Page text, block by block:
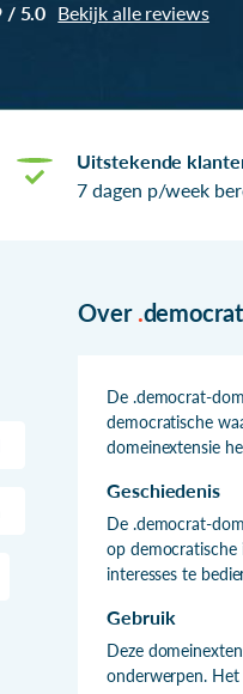
/ 5.0 Bekijk alle reviews
Uitstekende
7 dagen p/week
Over .
De .democrat-
democratische
domeinextensie
Geschiedenis
De .democrat-
op democratische
interesses te
Gebruik
Deze
onderwerpen.